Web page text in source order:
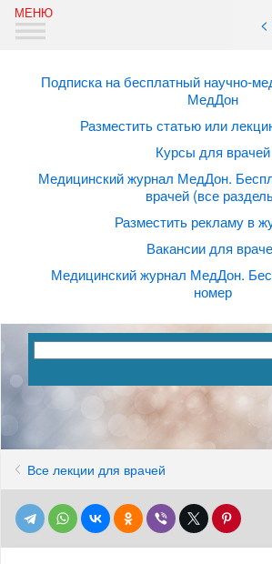
Подписка на бесплатный научно-
МедДон
Разместить статью или
Курсы для врачей
Медицинский журнал МедДон.
врачей (все
Разместить рекламу в
Вакансии для
Медицинский журнал МедДон.
номер
Все лекции для врачей